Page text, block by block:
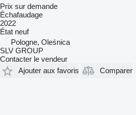
Prix sur demande
Échafaudage
2022
État neuf
Pologne, Oleśnica
SLV GROUP
Contacter le vendeur
Ajouter aux favoris
Comparer